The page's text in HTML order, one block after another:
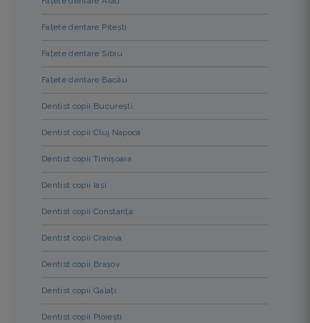
Fațete dentare Pitești
Fațete dentare Sibiu
Fațete dentare Bacău
Dentist copii București
Dentist copii Cluj Napoca
Dentist copii Timișoara
Dentist copii Iași
Dentist copii Constanța
Dentist copii Craiova
Dentist copii Brașov
Dentist copii Galați
Dentist copii Ploiești